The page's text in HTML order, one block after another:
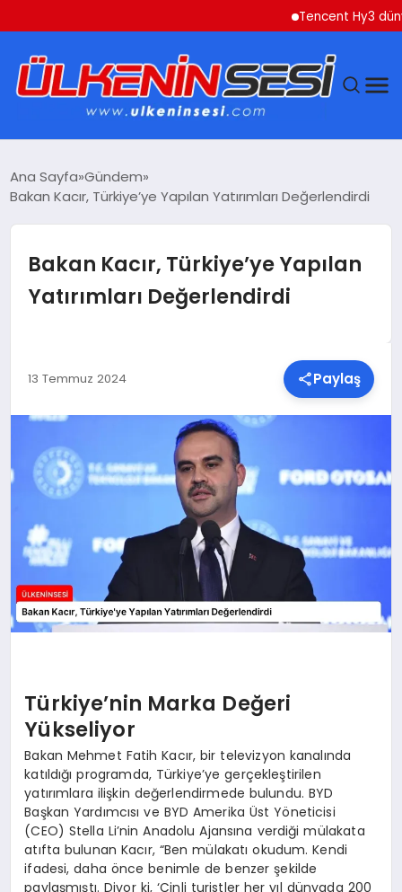
Tencent Hy3 dünya
GÜNDEM
MAGAZIN
SPOR
TEKNOLOJI
YAŞAM
MALATYA HABERLERI
Ana Sayfa Gündem
Bakan Kacır, Türkiye’ye Yapılan Yatırımları Değerlendirdi
Bakan Kacır, Türkiye’ye Yapılan
Yatırımları Değerlendirdi
13 Temmuz 2024 Paylaş
Türkiye’nin Marka Değeri
Yükseliyor
Bakan Mehmet Fatih Kacır, bir televizyon kanalında
katıldığı programda, Türkiye’ye gerçekleştirilen
yatırımlara ilişkin değerlendirmede bulundu. BYD
Başkan Yardımcısı ve BYD Amerika Üst Yöneticisi
(CEO) Stella Li’nin Anadolu Ajansına verdiği mülakata
atıfta bulunan Kacır, “Ben mülakatı okudum. Kendi
ifadesi, daha önce benimle de benzer şekilde
paylaşmıştı. Diyor ki, ‘Çinli turistler her yıl dünyada 200